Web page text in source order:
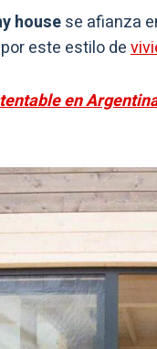
housese afianza
este estilo de
en